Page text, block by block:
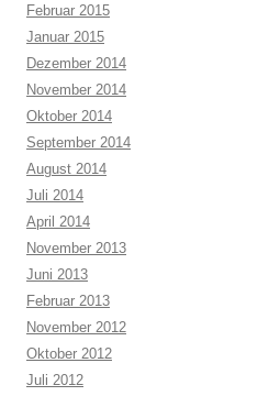
Februar 2015
Januar 2015
Dezember 2014
November 2014
Oktober 2014
September 2014
August 2014
Juli 2014
April 2014
November 2013
Juni 2013
Februar 2013
November 2012
Oktober 2012
Juli 2012